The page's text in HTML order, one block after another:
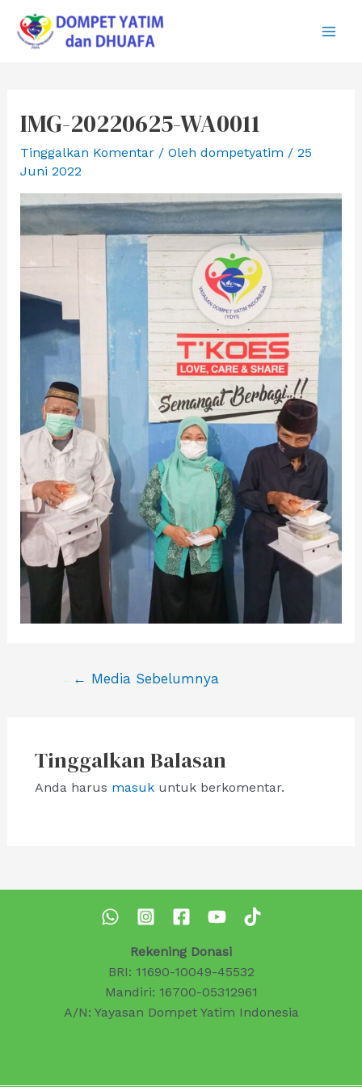
konten
IMG-20220625-WA0011
Tinggalkan Komentar / Oleh dompetyatim / 25
Juni 2022
Navigasi
← Media Sebelumnya
Tinggalkan Balasan
Anda harus masukuntuk berkomentar.
Rekening Donasi
BRI: 11690-10049-45532
Mandiri: 16700-05312961
A/N: Yayasan Dompet Yatim Indonesia